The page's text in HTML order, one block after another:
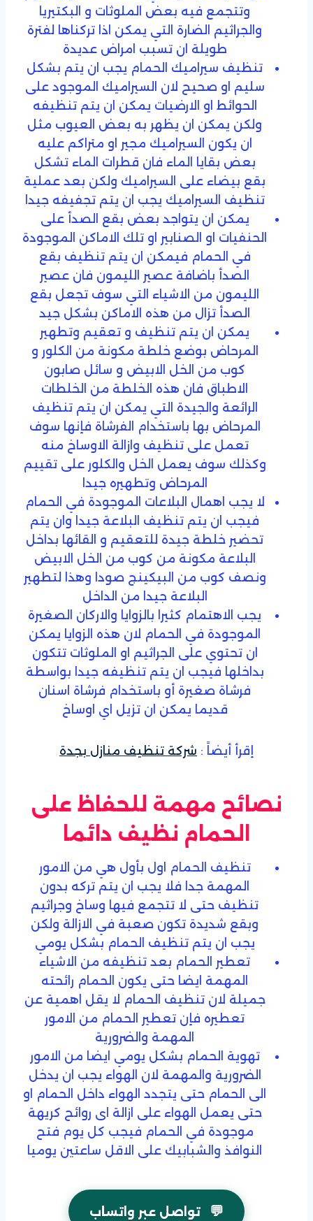
وتتجمع فيه بعض الملوثات و البكتيريا
والجراثيم الضارة التي يمكن اذا تركناها لفترة
طويلة ان تسبب امراض عديدة
تنظيف سيراميك الحمام يجب ان يتم بشكل
سليم او صحيح لان السيراميك الموجود على
الحوائط او الارضيات يمكن ان يتم تنظيفه
ولكن يمكن ان يظهر به بعض العيوب مثل
ان يكون السيراميك مجير او متراكم عليه
بعض بقايا الماء فان قطرات الماء تشكل
بقع بيضاء على السيراميك ولكن بعد عملية
تنظيف السيراميك يجب ان يتم تجفيفه جيدا
يمكن ان يتواجد بعض بقع الصدأ على
الحنفيات او الصنابير او تلك الاماكن الموجودة
في الحمام فيمكن ان يتم تنظيف بقع
الصدأ باضافة عصير الليمون فان عصير
الليمون من الاشياء التي سوف تجعل بقع
الصدأ تزال من هذه الاماكن بشكل جيد
يمكن ان يتم تنظيف و تعقيم وتطهير
المرحاض بوضع خلطة مكونة من الكلور و
كوب من الخل الابيض و سائل صابون
الاطباق فان هذه الخلطة من الخلطات
الرائعة والجيدة التي يمكن ان يتم تنظيف
المرحاض بها باستخدام الفرشاة فإنها سوف
تعمل على تنظيف وازالة الاوساخ منه
وكذلك سوف يعمل الخل والكلور على تقييم
المرحاض وتطهيره جيدا
لا يجب اهمال البلاعات الموجودة في الحمام
فيجب ان يتم تنظيف البلاعة جيدا وان يتم
تحضير خلطة جيدة للتعقيم و القائها بداخل
البلاعة مكونة من كوب من الخل الابيض
ونصف كوب من البيكينج صودا وهذا لتطهير
البلاعة جيدا من الداخل
يجب الاهتمام كثيرا بالزوايا والاركان الصغيرة
الموجودة في الحمام لان هذه الزوايا يمكن
ان تحتوي على الجراثيم او الملوثات تتكون
بداخلها فيجب ان يتم تنظيفه جيدا بواسطة
فرشاة صغيرة أو باستخدام فرشاة اسنان
قديما يمكن ان تزيل اي اوساخ
إقرأ أيضاً : شركة تنظيف منازل بجدة
نصائح مهمة للحفاظ على
الحمام نظيف دائما
تنظيف الحمام اول بأول هي من الامور
المهمة جدا فلا يجب ان يتم تركه بدون
تنظيف حتى لا تتجمع فيها وساخ وجراثيم
وبقع شديدة تكون صعبة في الازالة ولكن
يجب ان يتم تنظيف الحمام بشكل يومي
تعطير الحمام بعد تنظيفه من الاشياء
المهمة ايضا حتى يكون الحمام رائحته
جميلة لان تنظيف الحمام لا يقل اهمية عن
تعطيره فإن تعطير الحمام من الامور
المهمة والضرورية
تهوية الحمام بشكل يومي ايضا من الامور
الضرورية والمهمة لان الهواء يجب ان يدخل
الى الحمام حتى يتجدد الهواء داخل الحمام او
حتى يعمل الهواء على ازالة اى روائح كريهة
موجودة في الحمام فيجب كل يوم فتح
النوافذ والشبابيك على الاقل ساعتين يوميا
💬 تواصل عبر واتساب